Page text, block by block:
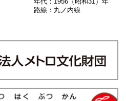
路線：丸ノ内線